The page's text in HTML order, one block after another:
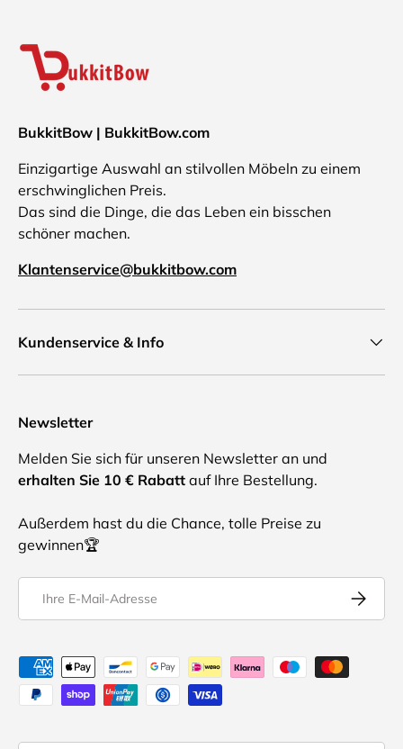
BukkitBow | BukkitBow.com
Einzigartige Auswahl an stilvollen Möbeln zu einem
erschwinglichen Preis.
Das sind die Dinge, die das Leben ein bisschen
schöner machen.
Klantenservice@bukkitbow.com
Kundenservice & Info
Newsletter
Melden Sie sich für unseren Newsletter an und
erhalten Sie 10 € Rabatt auf Ihre Bestellung.
Außerdem hast du die Chance, tolle Preise zu
gewinnen🏆
Akzeptierte Zahlungsmethoden